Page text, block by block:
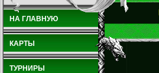
НА ГЛАВНУЮ
КАРТЫ
ТУРНИРЫ